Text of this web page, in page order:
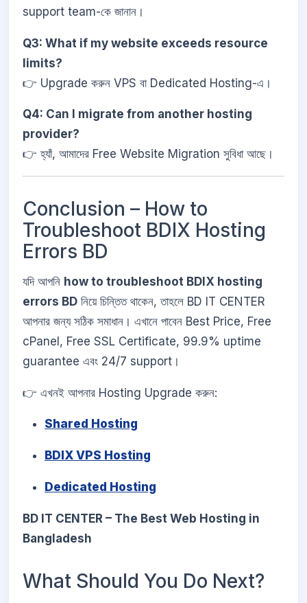
support team-কে জানান।
Q3: What if my website exceeds resource
limits?
👉 Upgrade করুন VPS বা Dedicated Hosting-এ।
Q4: Can I migrate from another hosting
provider?
👉 হ্যাঁ, আমাদের Free Website Migration সুবিধা আছে।
Conclusion – How to
Troubleshoot BDIX Hosting
Errors BD
যদি আপনি how to troubleshoot BDIX hosting
errors BD নিয়ে চিন্তিত থাকেন, তাহলে BD IT CENTER
আপনার জন্য সঠিক সমাধান। এখানে পাবেন Best Price, Free
cPanel, Free SSL Certificate, 99.9% uptime
guarantee এবং 24/7 support।
👉 এখনই আপনার Hosting Upgrade করুন:
Shared Hosting
BDIX VPS Hosting
Dedicated Hosting
BD IT CENTER – The Best Web Hosting in
Bangladesh
What Should You Do Next?